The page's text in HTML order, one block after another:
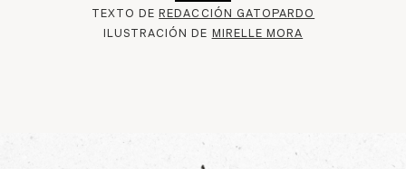
TEXTO DEREDACCIÓN GATOPARDO
ILUSTRACIÓN DE MIRELLE MORA